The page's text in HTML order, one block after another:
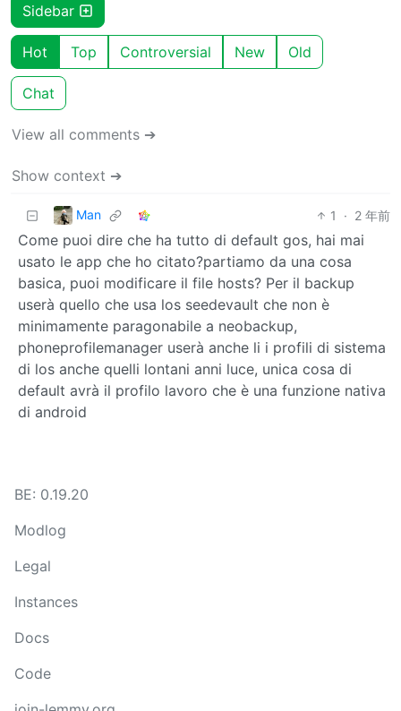
Sidebar
Hot Top Controversial New Old
Chat
View all comments ➔
Show context ➔
Man 1 · 2 年前
Come puoi dire che ha tutto di default gos, hai mai
usato le app che ho citato?partiamo da una cosa
basica, puoi modificare il file hosts? Per il backup
userà quello che usa los seedevault che non è
minimamente paragonabile a neobackup,
phoneprofilemanager userà anche li i profili di sistema
di los anche quelli lontani anni luce, unica cosa di
default avrà il profilo lavoro che è una funzione nativa
di android
BE: 0.19.20
Modlog
Legal
Instances
Docs
Code